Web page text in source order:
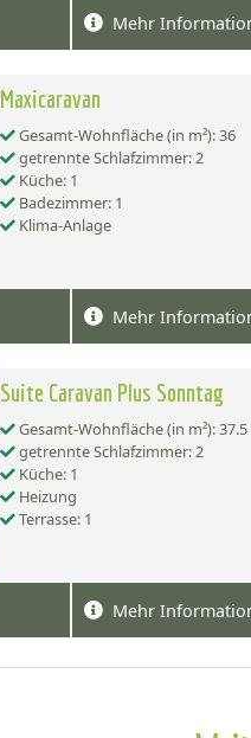
Mehr
Maxicaravan
Gesamt-Wohnfläche (in m²): 36
getrennte Schlafzimmer: 2
Küche: 1
Badezimmer: 1
Klima-Anlage
Mehr
Suite Caravan Plus Sonntag
Gesamt-Wohnfläche (in m²): 37.5
getrennte Schlafzimmer: 2
Küche: 1
Heizung
Terrasse: 1
Mehr